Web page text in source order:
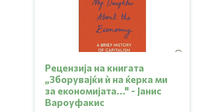
Рецензија на книгата
„Зборувајќи ѝ на ќерка ми
за економијата..." - Јанис
Вароуфакис